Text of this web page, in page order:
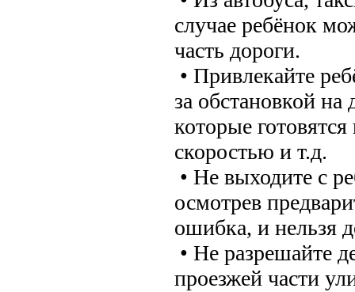
случае ребёнок
часть дороги.
• Привлекайте
за обстановкой
которые
скоростью и т.д.
• Не выходите с
осмотрев
ошибка, и нельзя
• Не разрешайте
проезжей части